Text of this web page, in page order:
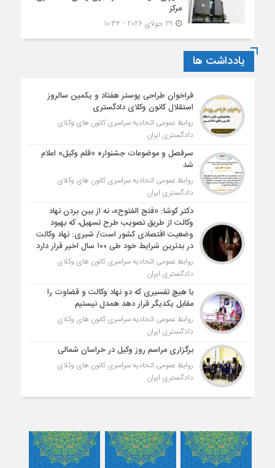
مرکز
یادداشت ها
فراخوان طراحی پوستر هفتاد و یکمین سالروز
استقلال کانون وکلای دادگستری
روابط عمومی اتحادیه سراسری کانون های وکلای
دادگستری ایران
سرفصل و موضوعات جشنواره «قلم وکیل» اعلام
شد
روابط عمومی اتحادیه سراسری کانون های وکلای
دادگستری ایران
دکتر کوشا: «فتح الفتوح»، نه از بین بردن نهاد
وکالت از طریق تصویب طرح تسهیل، که بهبود
وضعیت اقتصادی کشور است/ شیری: نهاد وکالت
در بدترین شرایط خود طی ۱۰۰ سال اخیر قرار دارد
روابط عمومی اتحادیه سراسری کانون های وکلای
دادگستری ایران
با هیچ تفسیری که دو نهاد وکالت و قضاوت را
مقابل یکدیگر قرار دهد همدل نیستیم
روابط عمومی اتحادیه سراسری کانون های وکلای
دادگستری ایران
برگزاری مراسم روز وکیل در خراسان شمالی
روابط عمومی اتحادیه سراسری کانون های وکلای
دادگستری ایران